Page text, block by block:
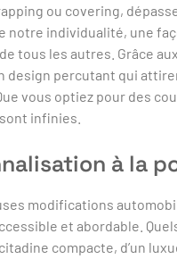
ou covering,
notre individualité, une
tous les autres. Grâce
design percutant qui
vous optiez pour des
infinies.
à la
modifications
et abordable.
citadine compacte, d’un